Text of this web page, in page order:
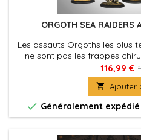
ORGOTH SEA RAIDERS
Les assauts Orgoths les plus
ne sont pas les frappes
Reavers, mais les charges
inhumaines, le bestial Ulkor et
116,99 €
 Ajouter
 Généralement